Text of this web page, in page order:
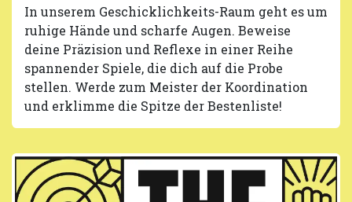
In unserem Geschicklichkeits-Raum geht es um
ruhige Hände und scharfe Augen. Beweise
deine Präzision und Reflexe in einer Reihe
spannender Spiele, die dich auf die Probe
stellen. Werde zum Meister der Koordination
und erklimme die Spitze der Bestenliste!